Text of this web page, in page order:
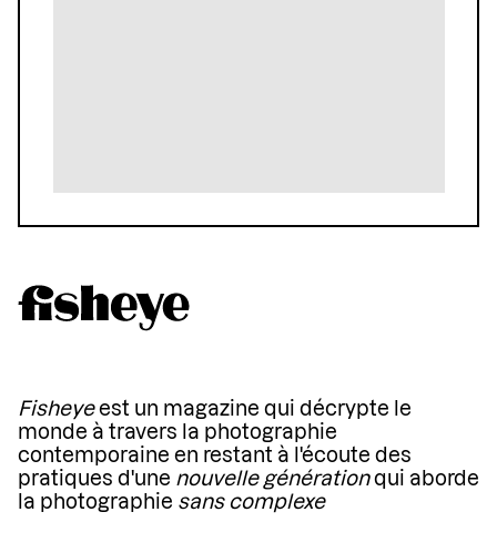
Fisheyeest un magazine qui décrypte le
monde à travers la photographie
contemporaine en restant à l'écoute des
pratiques d'une nouvelle générationqui aborde
la photographie sans complexe